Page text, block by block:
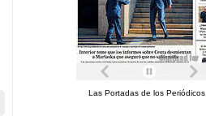
Las Portadas de los Periódicos